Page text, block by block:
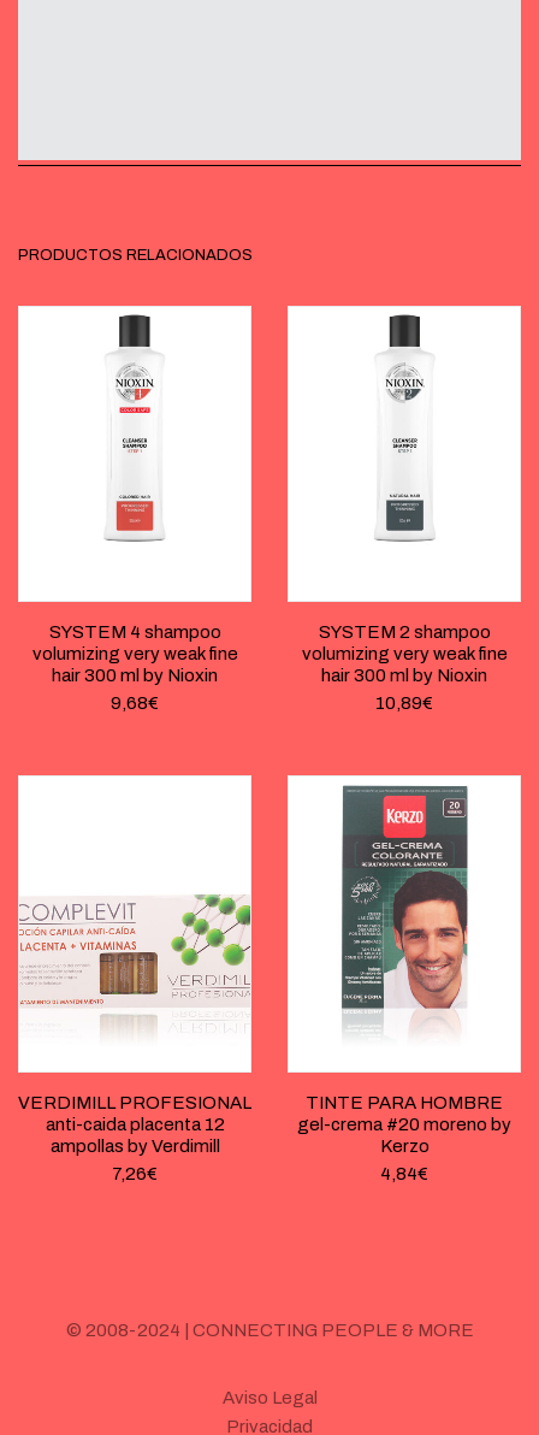
PRODUCTOS RELACIONADOS
SYSTEM 4 shampoo
volumizing very weak fine
hair 300 ml by Nioxin
9,68€
SYSTEM 2 shampoo
volumizing very weak fine
hair 300 ml by Nioxin
10,89€
VERDIMILL PROFESIONAL
anti-caida placenta 12
ampollas by Verdimill
7,26€
TINTE PARA HOMBRE
gel-crema #20 moreno by
Kerzo
4,84€
© 2008-2024 | CONNECTING PEOPLE & MORE
Aviso Legal
Privacidad